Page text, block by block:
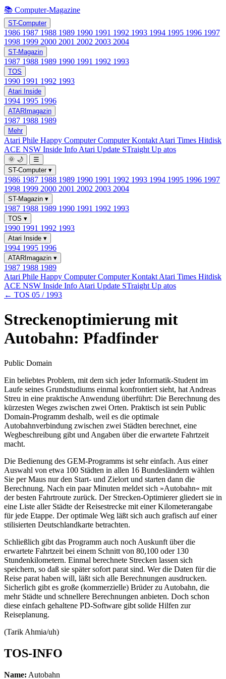
📚 Computer-Magazine
ST-Computer
1986 1987 1988 1989 1990 1991 1992 1993 1994 1995 1996 1997
1998 1999 2000 2001 2002 2003 2004
ST-Magazin
1987 1988 1989 1990 1991 1992 1993
TOS
1990 1991 1992 1993
Atari Inside
1994 1995 1996
ATARImagazin
1987 1988 1989
Mehr
Atari Phile Happy ComputerComputer Kontakt Atari Times Hitdisk
ACE NSW Inside Info Atari Update STraight Up atos
🌞 🌙
☰
ST-Computer ▾
1986 1987 1988 1989 1990 1991 1992 1993 1994 1995 1996 1997
1998 1999 2000 2001 2002 2003 2004
ST-Magazin ▾
1987 1988 1989 1990 1991 1992 1993
TOS ▾
1990 1991 1992 1993
Atari Inside ▾
1994 1995 1996
ATARImagazin ▾
1987 1988 1989
Atari Phile Happy ComputerComputer Kontakt Atari Times Hitdisk
ACE NSW Inside Info Atari Update STraight Up atos
← TOS 05 / 1993
Streckenoptimierung mit
Autobahn: Pfadfinder
Public Domain
Ein beliebtes Problem, mit dem sich jeder Informatik-Student im
Laufe seines Grundstudiums einmal konfrontiert sieht, hat Andreas
Streu in eine praktische Anwendung überführt: Die Berechnung des
kürzesten Weges zwischen zwei Orten. Praktisch ist sein Public
Domain-Programm deshalb, weil es die optimale
Autobahnverbindung zwischen zwei Städten berechnet, eine
Wegbeschreibung gibt und Angaben über die erwartete Fahrtzeit
macht.
Die Bedienung des GEM-Programms ist sehr einfach. Aus einer
Auswahl von etwa 100 Städten in allen 16 Bundesländern wählen
Sie per Maus nur den Start- und Zielort und starten dann die
Berechnung. Nach ein paar Minuten meldet sich »Autobahn« mit
der besten Fahrtroute zurück. Der Strecken-Optimierer gliedert sie in
eine Liste aller Städte der Reisestrecke mit einer Kilometerangabe
für jede Etappe. Der optimale Weg läßt sich auch grafisch auf einer
stilisierten Deutschlandkarte betrachten.
Schließlich gibt das Programm auch noch Auskunft über die
erwartete Fahrtzeit bei einem Schnitt von 80,100 oder 130
Stundenkilometern. Einmal berechnete Strecken lassen sich
speichern, so daß sie später sofort parat sind. Wer die Daten für die
Reise parat haben will, läßt sich alle Berechnungen ausdrucken.
Sicherlich gibt es große (kommerzielle) Brüder zu Autobahn, die
mehr Städte und schnellere Berechnungen anbieten. Doch schon
diese einfach gehaltene PD-Software gibt solide Hilfen zur
Reiseplanung.
(Tarik Ahmia/uh)
TOS-INFO
Name: Autobahn